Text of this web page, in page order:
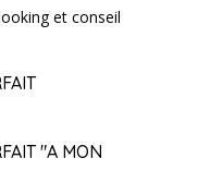
et conseil
"A MON